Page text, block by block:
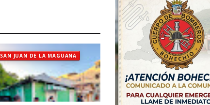
SAN JUAN DE LA MAGUANA